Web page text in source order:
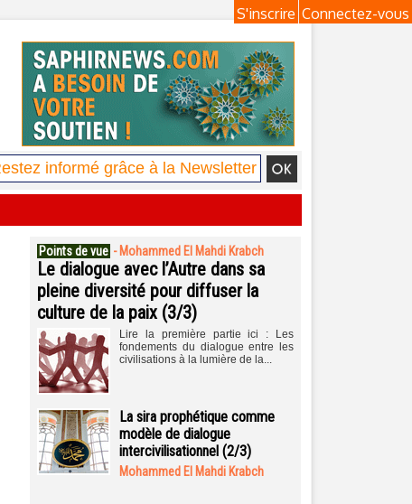
Connectez-vous
S'inscrire
Points de vue - Mohammed El Mahdi Krabch
Le dialogue avec l’Autre dans sa
pleine diversité pour diffuser la
culture de la paix (3/3)
Lire la première partie ici : Les
fondements du dialogue entre les
civilisations à la lumière de la...
La sira prophétique comme
modèle de dialogue
intercivilisationnel (2/3)
Mohammed El Mahdi Krabch